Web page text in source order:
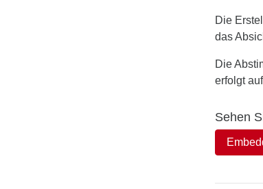
Die
das
Die
erfolgt
Sehen